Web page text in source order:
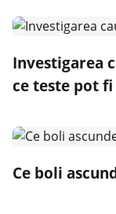
Investigarea
ce teste pot
Ce boli